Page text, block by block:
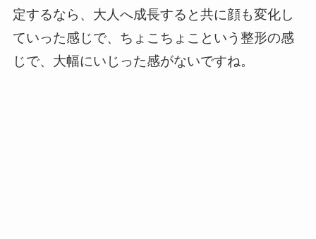
定するなら、大人へ成長すると共に顔も変化し
ていった感じで、ちょこちょこという整形の感
じで、大幅にいじった感がないですね。